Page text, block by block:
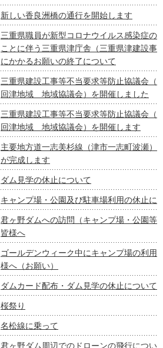
新しい香良洲橋の通行を開始します
三重県職員が新型コロナウイルス感染症の
ことに伴う三重県津庁舎（三重県津建設事
にかかるお願いの終了について
三重県建設工事等不当要求等防止協議会（
回津地域 地域協議会）を開催しました
三重県建設工事等不当要求等防止協議会（
回津地域 地域協議会）を開催します
主要地方道一志美杉線（津市一志町波瀬）
が完成します
ダム見学の休止について
キャンプ場・公園及び駐車場利用の休止に
君ヶ野ダムへの訪問（キャンプ場・公園等
皆様へ
ゴールデンウィーク中にキャンプ場の利用
様へ（お願い）
ダムカード配布・ダム見学の休止について
桜祭り
名松線に乗って
君ヶ野ダム周辺でのドローンの飛行につい